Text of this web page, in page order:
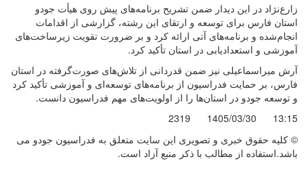
زارع‌نژاد در این دیدار ضمن تشریح برنامه‌های پیش روی هیأت جودو
استان فارس برای توسعه و ارتقای این رشته، گزارشی از اقدامات
انجام‌شده و برنامه‌های آتی ارائه کرد و بر ضرورت تقویت زیرساخت‌های
آموزشی و استعدادیابی در استان تأکید کرد.
آرش میراسماعیلی نیز ضمن قدردانی از تلاش‌های صورت‌گرفته در استان
فارس، بر حمایت فدراسیون از برنامه‌های توسعه‌ای و آموزشی تأکید کرد
و توسعه جودو در استان‌ها را از اولویت‌های مهم فدراسیون دانست.
13:15
1405/03/30
2319
© کليه حقوق خبری و تصويری اين سايت متعلق به فدراسیون جودو می
باشد.استفاده از مطالب با ذكر منبع آزاد است.